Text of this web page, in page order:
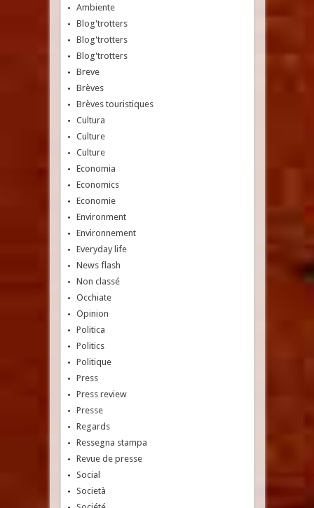
Ambiente
Blog'trotters
Blog'trotters
Blog'trotters
Breve
Brèves
Brèves touristiques
Cultura
Culture
Culture
Economia
Economics
Economie
Environment
Environnement
Everyday life
News flash
Non classé
Occhiate
Opinion
Politica
Politics
Politique
Press
Press review
Presse
Regards
Ressegna stampa
Revue de presse
Social
Società